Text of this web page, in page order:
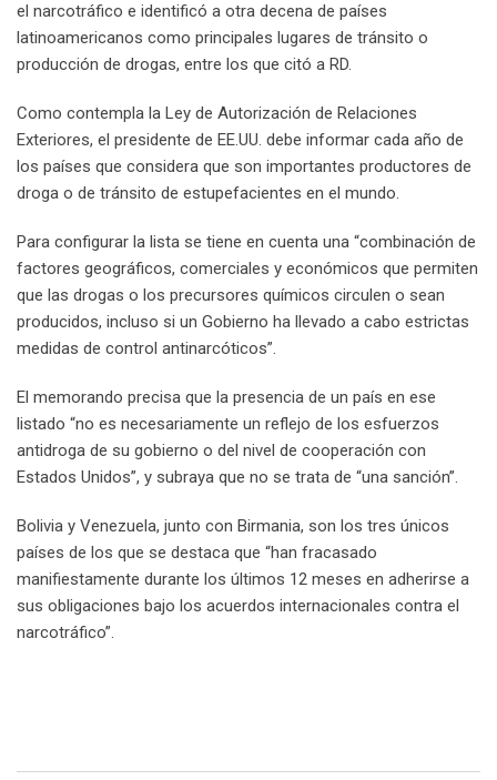
el narcotráfico e identificó a otra decena de países
latinoamericanos como principales lugares de tránsito o
producción de drogas, entre los que citó a RD.
Como contempla la Ley de Autorización de Relaciones
Exteriores, el presidente de EE.UU. debe informar cada año de
los países que considera que son importantes productores de
droga o de tránsito de estupefacientes en el mundo.
Para configurar la lista se tiene en cuenta una “combinación de
factores geográficos, comerciales y económicos que permiten
que las drogas o los precursores químicos circulen o sean
producidos, incluso si un Gobierno ha llevado a cabo estrictas
medidas de control antinarcóticos”.
El memorando precisa que la presencia de un país en ese
listado “no es necesariamente un reflejo de los esfuerzos
antidroga de su gobierno o del nivel de cooperación con
Estados Unidos”, y subraya que no se trata de “una sanción”.
Bolivia y Venezuela, junto con Birmania, son los tres únicos
países de los que se destaca que “han fracasado
manifiestamente durante los últimos 12 meses en adherirse a
sus obligaciones bajo los acuerdos internacionales contra el
narcotráfico”.